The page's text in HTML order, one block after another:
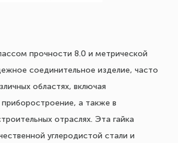
прочности 8.0 и метрической
соединительное изделие, часто
областях, включая
а также в
отраслях. Эта гайка
углеродистой стали и